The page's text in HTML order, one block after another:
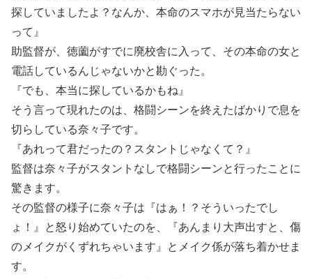
探していましたよ？なんか、本命のスマホが見当たらない
って』
助監督が、徳薗がすでに廃校舎に入って、その本命の女と
電話しているんじゃないかと勘ぐった。
『でも、本当に探しているかもね』
そう言って現れたのは、格闘シーンを終えたばかりで息を
切らしている奈々子です。
『あれって君だったの？スタントじゃなくて？』
監督は奈々子がスタントなしで格闘シーンと行ったことに
驚きます。
その監督の様子に奈々子は『はぁ！？そういったでし
ょ！』と怒り始めていたのを、『あんまり大声出すと、傷
のメイクがくずれちゃいます』とメイク係が落ち着かせま
す。